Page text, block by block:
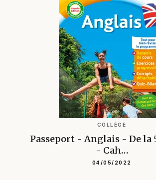
COLLÈGE
Passeport - Anglais - De la
- Cah…
04/05/2022